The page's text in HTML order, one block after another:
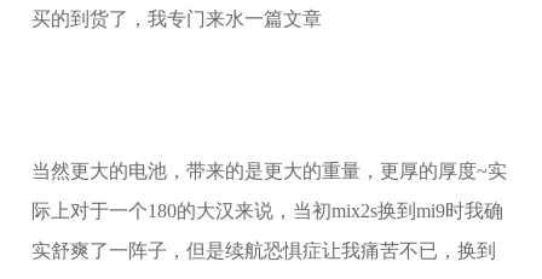
买的到货了，我专门来水一篇文章
当然更大的电池，带来的是更大的重量，更厚的厚度~实
际上对于一个180的大汉来说，当初mix2s换到mi9时我确
实舒爽了一阵子，但是续航恐惧症让我痛苦不已，换到